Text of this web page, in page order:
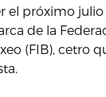
el próximo julio
de la
(FIB), cetro